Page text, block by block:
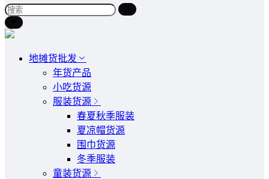
地摊货批发
年货产品
小吃货源
服装货源
春夏秋季服装
夏凉帽货源
围巾货源
冬季服装
童装货源